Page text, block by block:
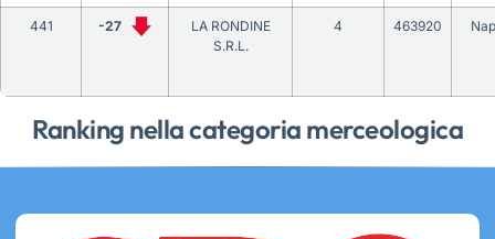
Ranking nella categoria merceologica
441 -27
LA RONDINE
S.R.L.
4 463920